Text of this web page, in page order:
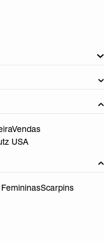
Vendas
USA
Scarpins